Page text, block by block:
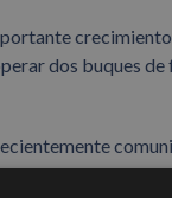
dos buques
servicios de